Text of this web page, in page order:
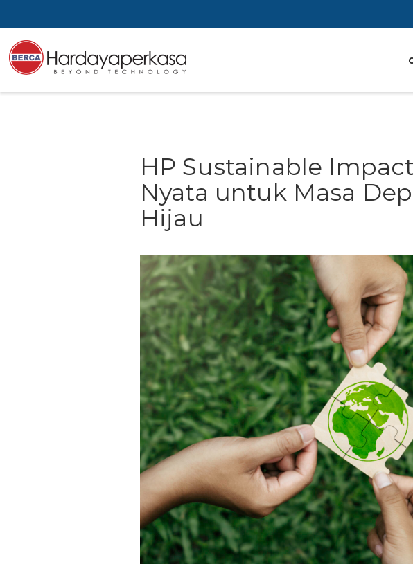
HP Sustainable
Nyata untuk Masa
Hijau